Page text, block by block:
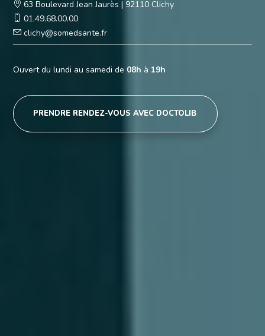
63 Boulevard Jean Jaurès| 92110 Clichy
01.49.68.00.00
clichy@somedsante.fr
Ouvert du lundi au samedi de 08h à 19h
PRENDRE RENDEZ-VOUS AVEC DOCTOLIB